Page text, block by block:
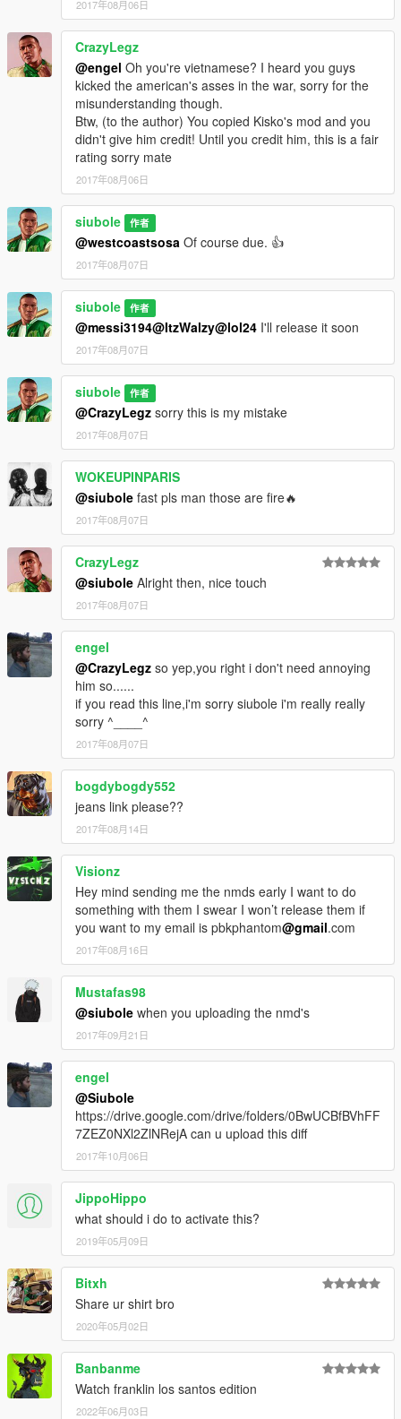
2017年08月06日
CrazyLegz
@engel Oh you're vietnamese? I heard you guys
kicked the american's asses in the war, sorry for the
misunderstanding though.
Btw, (to the author) You copied Kisko's mod and you
didn't give him credit! Until you credit him, this is a fair
rating sorry mate
2017年08月06日
siubole 作者
@westcoastsosa Of course due. 👍
2017年08月07日
siubole 作者
@messi3194@ItzWalzy@lol24 I'll release it soon
2017年08月07日
siubole 作者
@CrazyLegz sorry this is my mistake
2017年08月07日
WOKEUPINPARIS
@siubole fast pls man those are fire🔥
2017年08月07日
CrazyLegz
@siubole Alright then, nice touch
2017年08月07日
engel
@CrazyLegz so yep,you right i don't need annoying
him so......
if you read this line,i'm sorry siubole i'm really really
sorry ^____^
2017年08月07日
bogdybogdy552
jeans link please??
2017年08月14日
Visionz
Hey mind sending me the nmds early I want to do
something with them I swear I won’t release them if
you want to my email is pbkphantom@gmail.com
2017年08月16日
Mustafas98
@siubole when you uploading the nmd's
2017年09月21日
engel
@Siubole
https://drive.google.com/drive/folders/0BwUCBfBVhFF
7ZEZ0NXl2ZlNRejA can u upload this diff
2017年10月06日
JippoHippo
what should i do to activate this?
2019年05月09日
Bitxh
Share ur shirt bro
2020年05月02日
Banbanme
Watch franklin los santos edition
2022年06月03日